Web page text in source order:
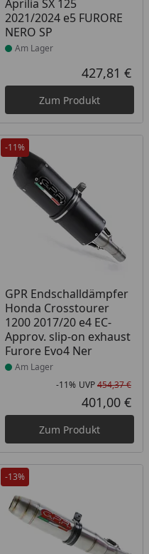
Preis
Aprilia SX 125
2021/2024 e5 FURORE
NERO SP
Am Lager
427,81 €
Zum Produkt
in ProzentPreis
Preis
-11%
GPR Endschalldämpfer
Honda Crosstourer
1200 2017/20 e4 EC-
Approv. slip-on exhaust
Furore Evo4 Ner
Produkt am Lager
Am Lager
-11% UVP454,37 €
401,00 €
Zum Produkt
-13%